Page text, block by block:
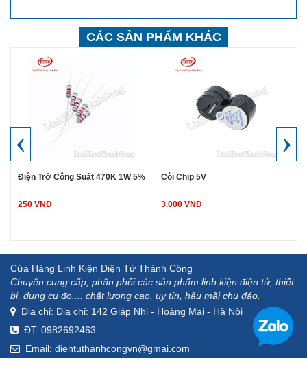
CÁC SẢN PHẨM KHÁC
Điện Trở Công Suất 470K 1W 5%
250 VNĐ
Còi Chip 5V
3.000 VNĐ
‹ ›
Cửa Hàng Linh Kiện Điện Tử Thành Công
Chuyên cung cấp, phân phối các sản phẩm linh kiện điện tử, thiết
bị, dụng cụ đo.... chất lượng cao, uy tín, hậu mãi chu đáo.
Địa chỉ: Địa chỉ: 142 Giáp Nhị - Hoàng Mai - Hà Nội
ĐT: 0982692463
Email: dientuthanhcongvn@gmai.com